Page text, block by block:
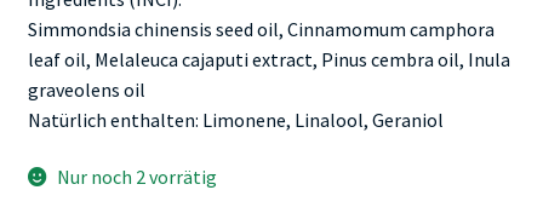
Simmondsia chinensis seed oil, Cinnamomum camphora
leaf oil, Melaleuca cajaputi extract, Pinus cembra oil, Inula
graveolens oil
Natürlich enthalten: Limonene, Linalool, Geraniol
Nur noch 2 vorrätig